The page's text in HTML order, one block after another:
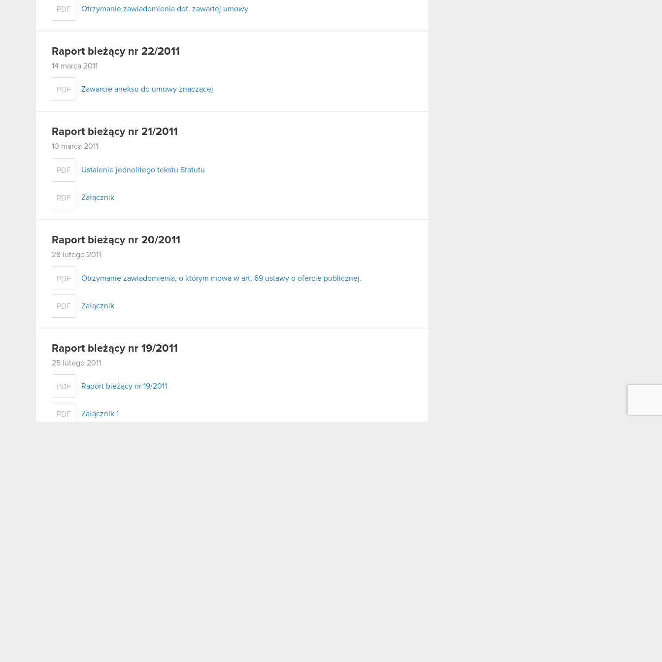
PDF Otrzymanie zawiadomienia dot. zawartej umowy
Raport bieżący nr 22/2011
14 marca 2011
PDF Zawarcie aneksu do umowy znaczącej
Raport bieżący nr 21/2011
10 marca 2011
PDF Ustalenie jednolitego tekstu Statutu
PDF Załącznik
Raport bieżący nr 20/2011
28 lutego 2011
PDF Otrzymanie zawiadomienia, o którym mowa w art. 69 ustawy o ofercie publicznej.
PDF Załącznik
Raport bieżący nr 19/2011
25 lutego 2011
PDF Raport bieżący nr 19/2011
PDF Załącznik 1